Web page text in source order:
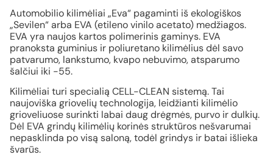
Automobilio kilimėliai „Eva“ pagaminti iš ekologiškos
„Sevilen“ arba EVA (etileno vinilo acetato) medžiagos.
EVA yra naujos kartos polimerinis gaminys. EVA
pranoksta guminius ir poliuretano kilimėlius dėl savo
patvarumo, lankstumo, kvapo nebuvimo, atsparumo
šalčiui iki -55.
Kilimėliai turi specialią CELL-CLEAN sistemą. Tai
naujoviška griovelių technologija, leidžianti kilimėlio
grioveliuose surinkti labai daug drėgmės, purvo ir dulkių.
Dėl EVA grindų kilimėlių korinės struktūros nešvarumai
nepasklinda po visą saloną, todėl grindys ir batai išlieka
švarūs.